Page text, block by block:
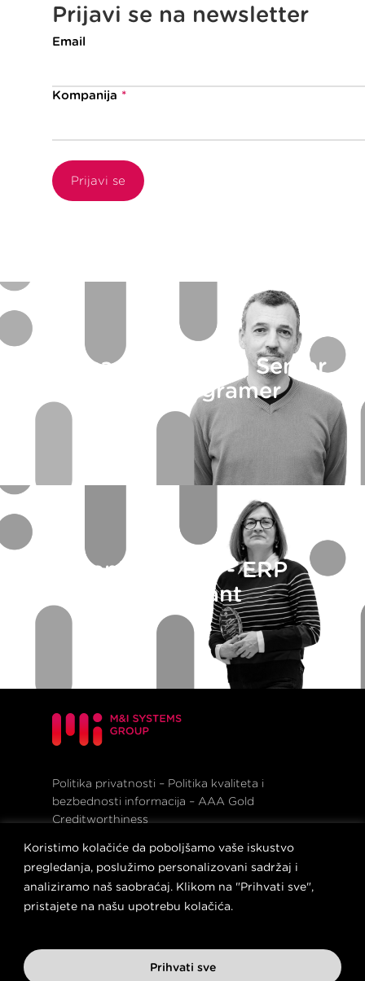
Koristimo kolačiće da poboljšamo vaše iskustvo
pregledanja, poslužimo personalizovani sadržaj i
analiziramo naš saobraćaj. Klikom na "Prihvati sve",
pristajete na našu upotrebu kolačića.
Prihvati sve
Prijavi se na newsletter
Email
Kompanija *
Aleksandar Čolak - Senior
Delphi programer
Sanja Filipov - ERP
konsultant
Politika privatnosti – Politika kvaliteta i
bezbednosti informacija – AAA Gold
Creditworthiness
obrađuju–Podaci zaposlenog i potencijalno
zaposlenog koji se prikupljaju
© 2023 M&I Systems Group. All rights
reserved.
instagramfacebook